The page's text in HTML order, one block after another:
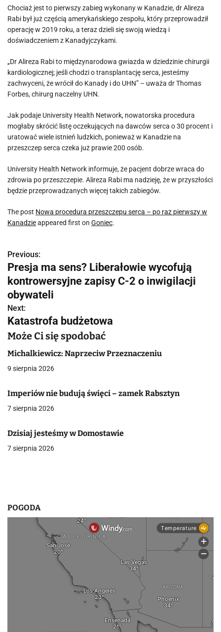
Chociaż jest to pierwszy zabieg wykonany w Kanadzie, dr Alireza
Rabi był już częścią amerykańskiego zespołu, który przeprowadził
operację w 2019 roku, a teraz dzieli się swoją wiedzą i
doświadczeniem z Kanadyjczykami.
„Dr Alireza Rabi to międzynarodowa gwiazda w dziedzinie chirurgii
kardiologicznej; jeśli chodzi o transplantację serca, jesteśmy
zachwyceni, że wrócił do Kanady i do UHN” – uważa dr Thomas
Forbes, chirurg naczelny UHN.
Jak podaje University Health Network, nowatorska procedura
mogłaby skrócić listę oczekujących na dawców serca o 30 procent i
uratować wiele istnień ludzkich, ponieważ w Kanadzie na
przeszczep serca czeka już prawie 200 osób.
University Health Network informuje, że pacjent dobrze wraca do
zdrowia po przeszczepie. Alireza Rabi ma nadzieję, że w przyszłości
będzie przeprowadzanych więcej takich zabiegów.
The post Nowa procedura przeszczepu serca – po raz pierwszy w
Kanadzieappeared first on Goniec.
N
a
w
i
g
a
c
j
a
p
Previous:
Presja ma sens? Liberałowie wycofują
kontrowersyjne zapisy C-2 o inwigilacji
obywateli
Next:
Katastrofa budżetowa
Może Ci się spodobać
Michalkiewicz: Naprzeciw Przeznaczeniu
9 sierpnia 2026
Imperiów nie budują święci – zamek Rabsztyn
7 sierpnia 2026
Dzisiaj jesteśmy w Domostawie
7 sierpnia 2026
POGODA